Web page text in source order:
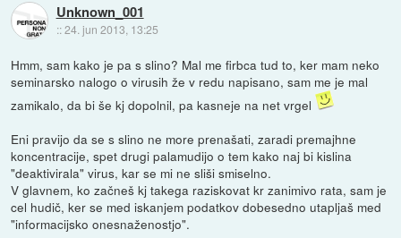
Unknown_001
::24. jun 2013, 13:25
Hmm, sam kako je pa s slino? Mal me firbca tud to, ker mam neko
seminarsko nalogo o virusih že v redu napisano, sam me je mal
zamikalo, da bi še kj dopolnil, pa kasneje na net vrgel
Eni pravijo da se s slino ne more prenašati, zaradi premajhne
koncentracije, spet drugi palamudijo o tem kako naj bi kislina
"deaktivirala" virus, kar se mi ne sliši smiselno.
V glavnem, ko začneš kj takega raziskovat kr zanimivo rata, sam je
cel hudič, ker se med iskanjem podatkov dobesedno utapljaš med
"informacijsko onesnaženostjo".